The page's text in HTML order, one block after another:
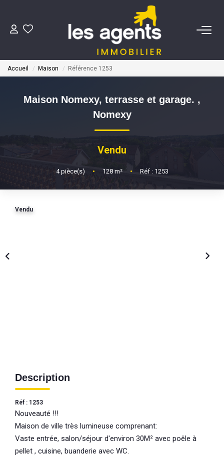
ACHETER
NOS AGENTS
BIENS VENDUS
ESTIMATION
Accueil Maison Référence 1253
Maison Nomexy, terrasse et garage. ,
Nomexy
Vendu
4pièce(s) • 128m² • Réf : 1253
Vendu
Description
Réf : 1253
Nouveauté !!!
Maison de ville très lumineuse comprenant:
Vaste entrée, salon/séjour d'environ 30M² avec poêle à
pellet , cuisine, buanderie avec WC.